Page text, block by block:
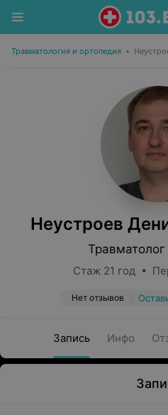
Травматология и ортопедия •
Неустроев
Стаж 21 год •
Нет отзывов
Запись Инфо